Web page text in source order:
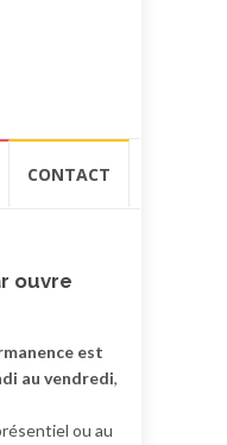
CONTACT
ouvre
est
au vendredi,
ou au